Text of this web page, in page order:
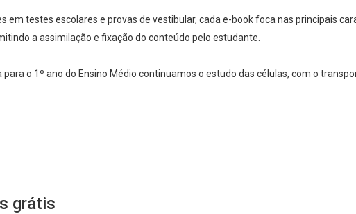
em testes escolares e provas de vestibular, cada e-book foca nas principais
a assimilação e fixação do conteúdo pelo estudante.
para o 1º ano do Ensino Médio continuamos o estudo das células, com o
grátis